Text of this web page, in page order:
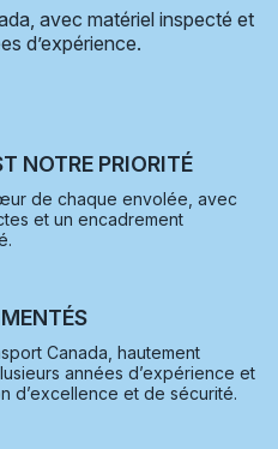
avec matériel inspecté et
d’expérience.
NOTRE PRIORITÉ
de chaque envolée, avec
et un encadrement
Canada, hautement
années d’expérience et
d’excellence et de sécurité.